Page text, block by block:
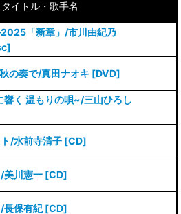
タイトル・歌手名
「新章」/市川由紀乃
の奏で/真田ナオキ [DVD]
く 温もりの唄~/三山ひろし
/水前寺清子 [CD]
美川憲一 [CD]
長保有紀 [CD]